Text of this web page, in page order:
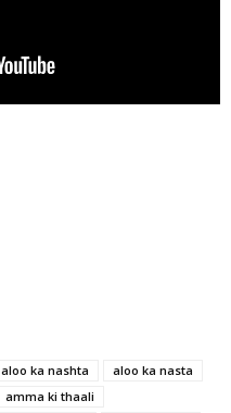
aloo ka nashta
aloo ka nasta
amma ki thaali